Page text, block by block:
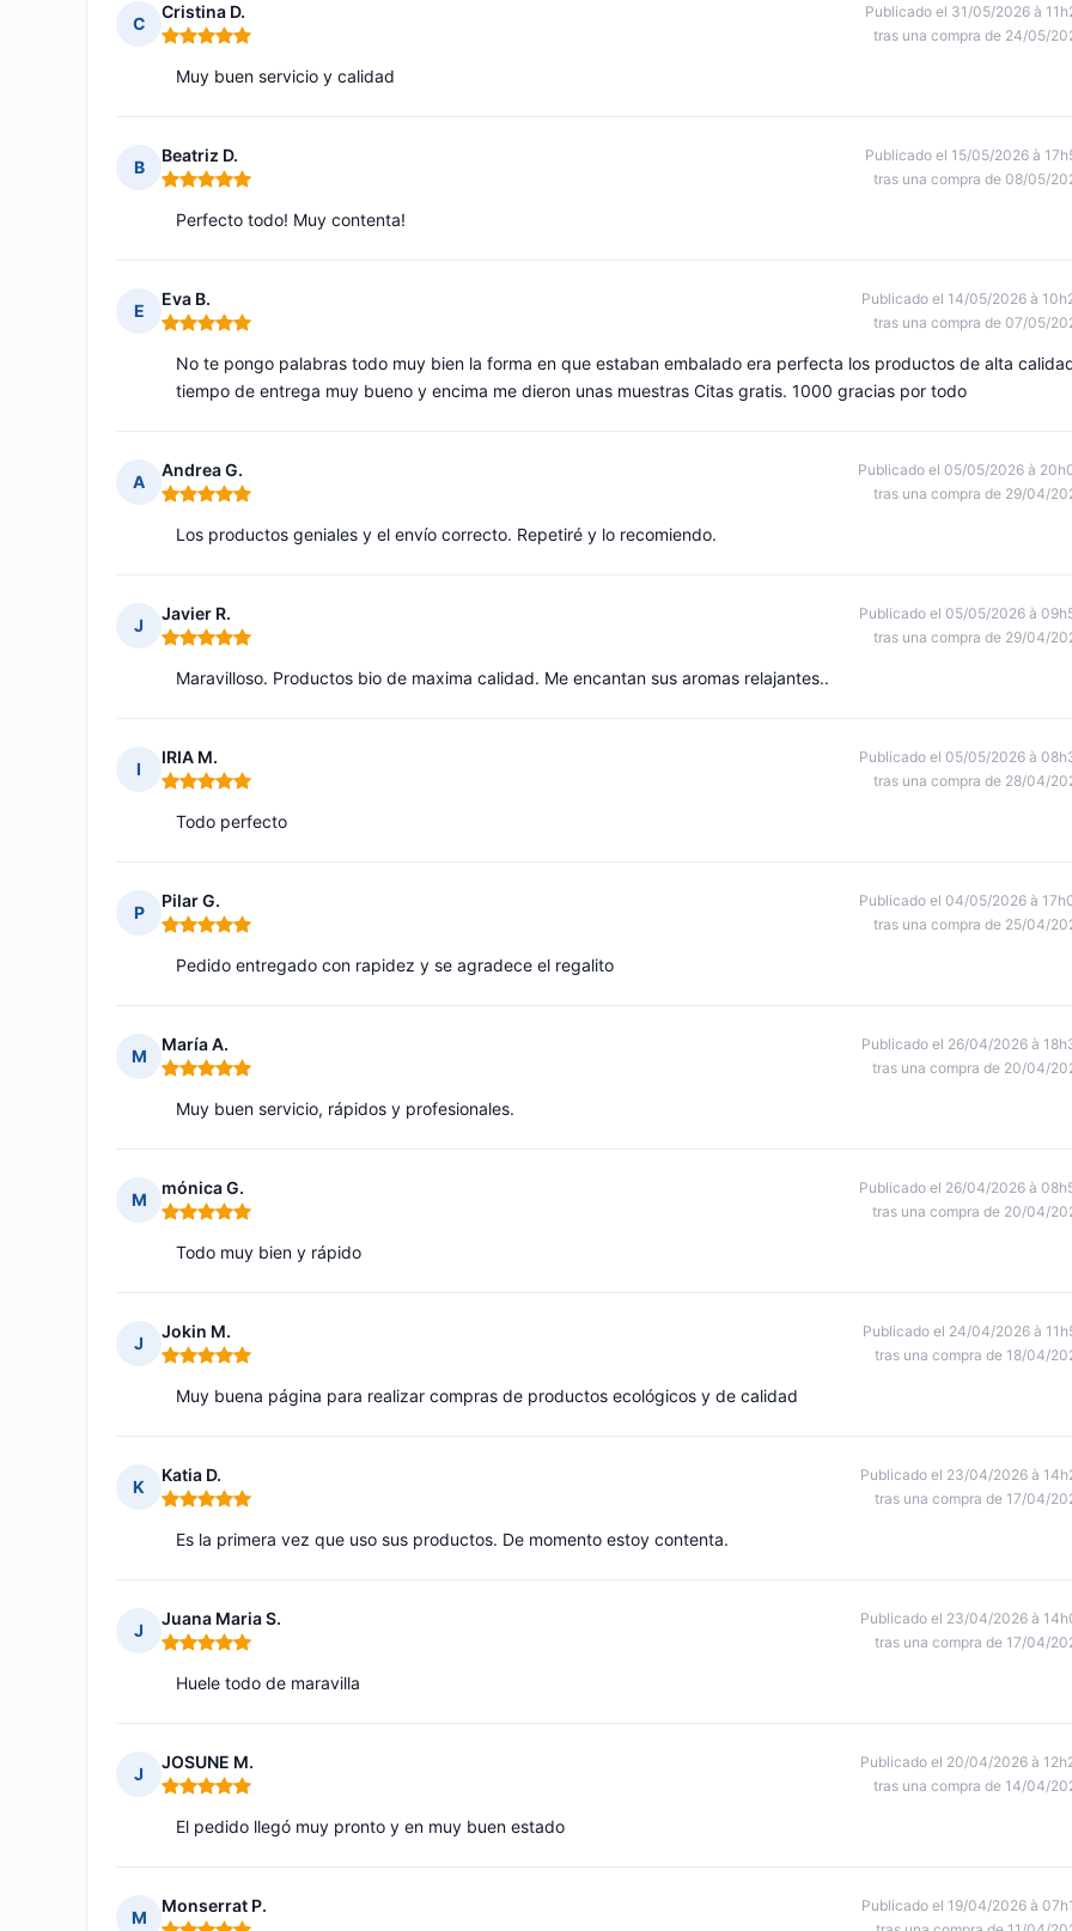
C
Cristina D.
Nota: 5 de 5
Publicado el 31/05/2026 à
tras una compra de 24/05/
Muy buen servicio y calidad
B
Beatriz D.
Nota: 5 de 5
Publicado el 15/05/2026 à
tras una compra de 08/05/
Perfecto todo! Muy contenta!
E
Eva B.
Nota: 5 de 5
Publicado el 14/05/2026 à
tras una compra de 07/05/
No te pongo palabras todo muy bien la forma en que estaban embalado era perfecta los productos de alta
tiempo de entrega muy bueno y encima me dieron unas muestras Citas gratis. 1000 gracias por todo
A
Andrea G.
Nota: 5 de 5
Publicado el 05/05/2026 à
tras una compra de 29/04/
Los productos geniales y el envío correcto. Repetiré y lo recomiendo.
J
Javier R.
Nota: 5 de 5
Publicado el 05/05/2026 à
tras una compra de 29/04/
Maravilloso. Productos bio de maxima calidad. Me encantan sus aromas relajantes..
I
IRIA M.
Nota: 5 de 5
Publicado el 05/05/2026 à
tras una compra de 28/04/
Todo perfecto
P
Pilar G.
Nota: 5 de 5
Publicado el 04/05/2026 à
tras una compra de 25/04/
Pedido entregado con rapidez y se agradece el regalito
M
María A.
Nota: 5 de 5
Publicado el 26/04/2026 à
tras una compra de 20/04/
Muy buen servicio, rápidos y profesionales.
M
mónica G.
Nota: 5 de 5
Publicado el 26/04/2026 à
tras una compra de 20/04/
Todo muy bien y rápido
J
Jokin M.
Nota: 5 de 5
Publicado el 24/04/2026 à
tras una compra de 18/04/
Muy buena página para realizar compras de productos ecológicos y de calidad
K
Katia D.
Nota: 5 de 5
Publicado el 23/04/2026 à
tras una compra de 17/04/
Es la primera vez que uso sus productos. De momento estoy contenta.
J
Juana Maria S.
Nota: 5 de 5
Publicado el 23/04/2026 à
tras una compra de 17/04/
Huele todo de maravilla
J
JOSUNE M.
Nota: 5 de 5
Publicado el 20/04/2026 à
tras una compra de 14/04/
El pedido llegó muy pronto y en muy buen estado
M
Monserrat P.
Publicado el 19/04/2026 à